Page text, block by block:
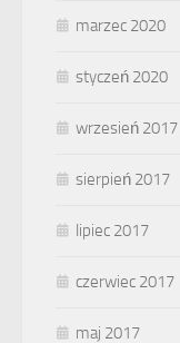
marzec 2020
styczeń 2020
wrzesień 2017
sierpień 2017
lipiec 2017
czerwiec 2017
maj 2017